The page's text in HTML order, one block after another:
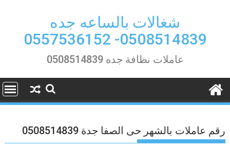
شغالات بالساعه جده
0508514839- 0557536152
عاملات نظافة جده 0508514839
رقم عاملات بالشهر حى الصفا جدة 0508514839